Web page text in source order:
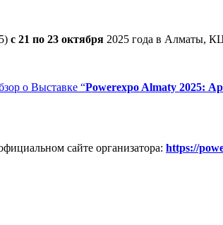
с 21 по 23 октября 2025 года в Алматы,
о Выставке “Powerexpo Almaty 2025:
сайте организатора: https://